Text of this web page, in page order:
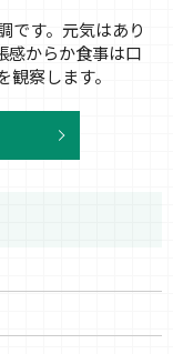
です。元気はあり
感からか食事は口
察します。